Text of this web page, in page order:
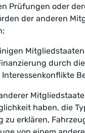
Prüfungen oder
der anderen
durch
haben, die
erklären,